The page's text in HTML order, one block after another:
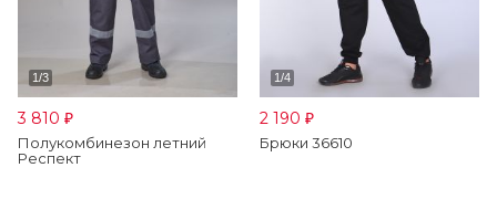
3 810 ₽
Полукомбинезон летний
Респект
2 190 ₽
Брюки 36610